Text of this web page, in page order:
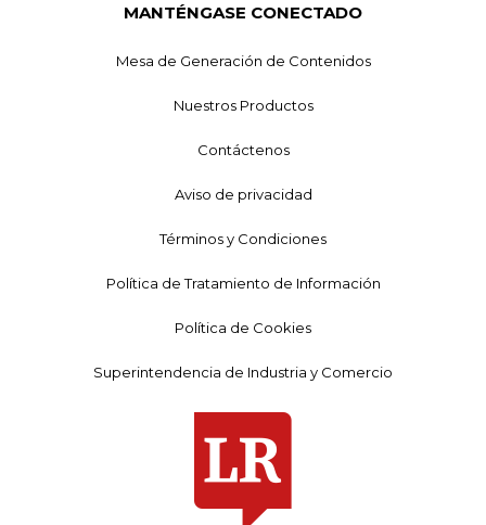
MANTÉNGASE CONECTADO
Mesa de Generación de Contenidos
Nuestros Productos
Contáctenos
Aviso de privacidad
Términos y Condiciones
Política de Tratamiento de Información
Política de Cookies
Superintendencia de Industria y Comercio